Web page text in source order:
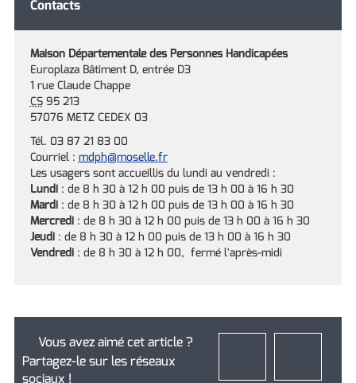
Contacts
Maison Départementale des Personnes Handicapées
Europlaza Bâtiment D, entrée D3
1 rue Claude Chappe
CS95 213
57076 METZ CEDEX 03
Tél. 03 87 21 83 00
Courriel : mdph@moselle.fr
Les usagers sont accueillis du lundi au vendredi :
Lundi: de 8 h 30 à 12 h 00 puis de 13 h 00 à 16 h 30
Mardi: de 8 h 30 à 12 h 00 puis de 13 h 00 à 16 h 30
Mercredi: de 8 h 30 à 12 h 00 puis de 13 h 00 à 16 h 30
Jeudi: de 8 h 30 à 12 h 00 puis de 13 h 00 à 16 h 30
Vendredi: de 8 h 30 à 12 h 00, fermé l'après-midi
Vous avez aimé cet article ?
Partagez-le sur les réseaux
sociaux !